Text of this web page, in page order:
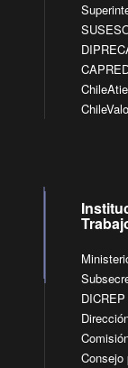
DICREP
Consejo